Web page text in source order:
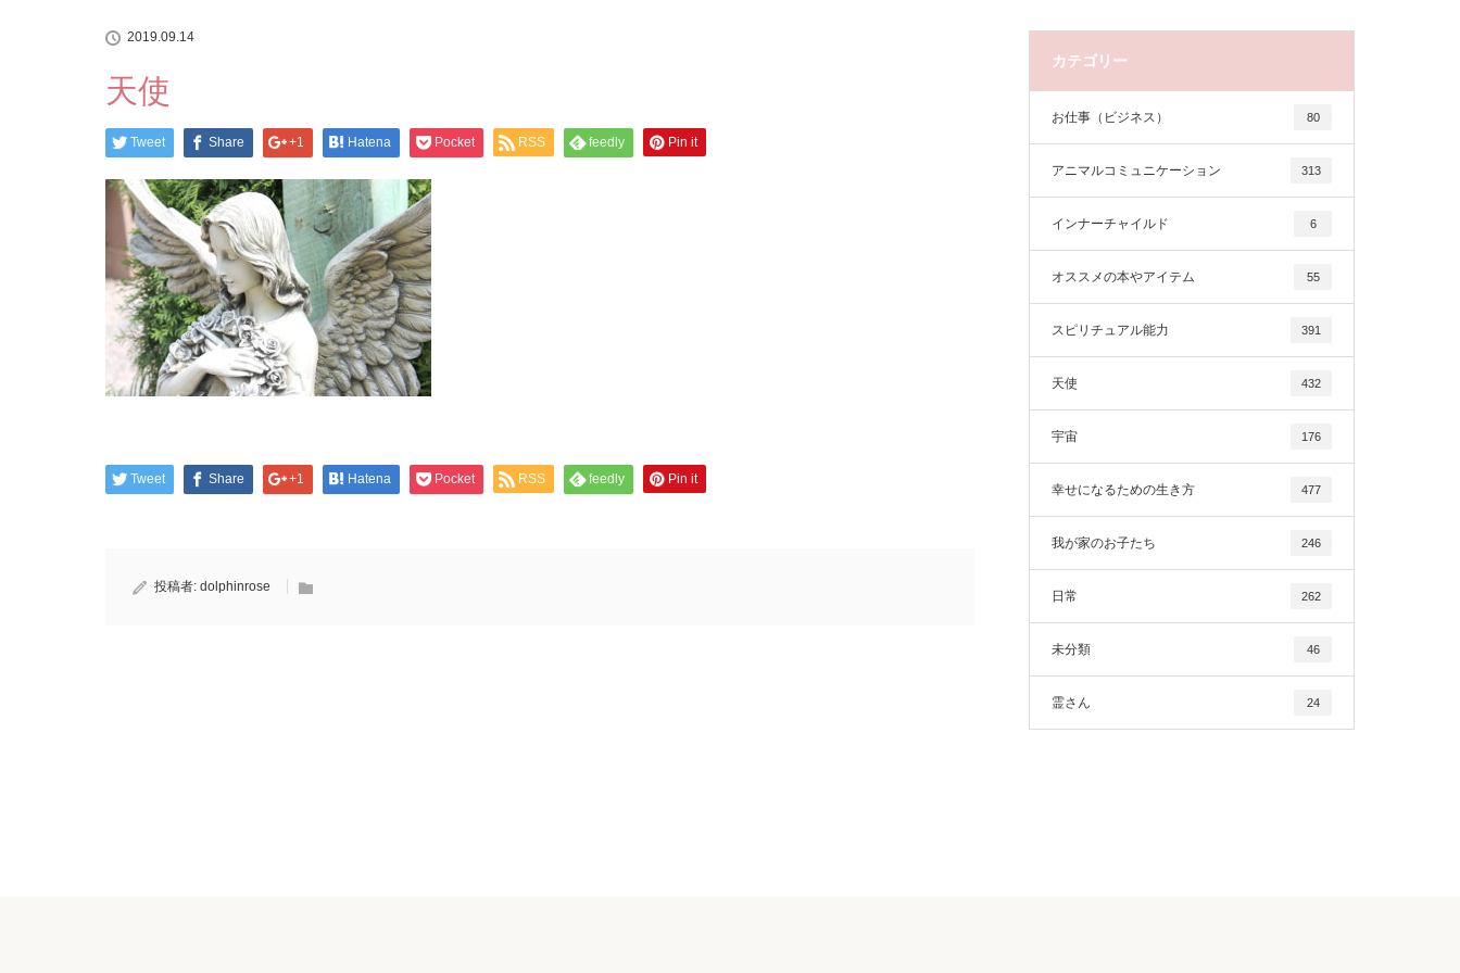
2019.09.14
天使
Tweet Share +1 Hatena Pocket RSS feedly Pin it
Tweet Share +1 Hatena Pocket RSS feedly Pin it
投稿者: dolphinrose
カテゴリー
お仕事（ビジネス） 80
アニマルコミュニケーション 313
インナーチャイルド 6
オススメの本やアイテム 55
スピリチュアル能力 391
天使 432
宇宙 176
幸せになるための生き方 477
我が家のお子たち 246
日常 262
未分類 46
霊さん 24